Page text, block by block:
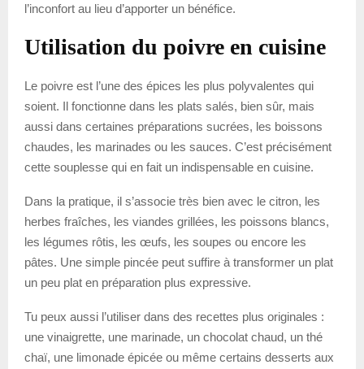
l’inconfort au lieu d’apporter un bénéfice.
Utilisation du poivre en cuisine
Le poivre est l’une des épices les plus polyvalentes qui
soient. Il fonctionne dans les plats salés, bien sûr, mais
aussi dans certaines préparations sucrées, les boissons
chaudes, les marinades ou les sauces. C’est précisément
cette souplesse qui en fait un indispensable en cuisine.
Dans la pratique, il s’associe très bien avec le citron, les
herbes fraîches, les viandes grillées, les poissons blancs,
les légumes rôtis, les œufs, les soupes ou encore les
pâtes. Une simple pincée peut suffire à transformer un plat
un peu plat en préparation plus expressive.
Tu peux aussi l’utiliser dans des recettes plus originales :
une vinaigrette, une marinade, un chocolat chaud, un thé
chaï, une limonade épicée ou même certains desserts aux